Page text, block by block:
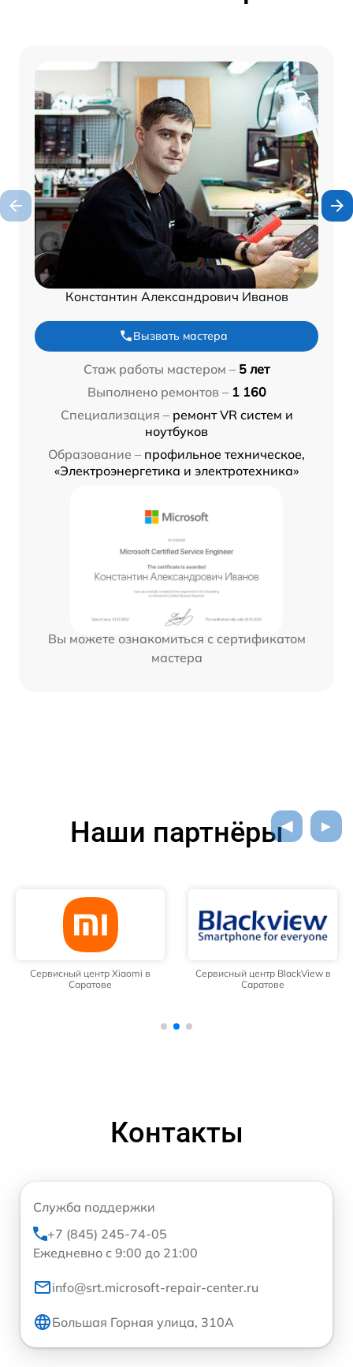
Константин Александрович Иванов
Вызвать мастера
Стаж работы мастером – 5 лет
Выполнено ремонтов – 1 160
Специализация – ремонт VR систем и
ноутбуков
Образование – профильное техническое,
«Электроэнергетика и электротехника»
Вы можете ознакомиться с сертификатом
мастера
Наши партнёры
Сервисный центр Xiaomi в
Саратове
Сервисный центр BlackView в
Саратове
Контакты
Служба поддержки
+7 (845) 245-74-05
Ежедневно с 9:00 до 21:00
info@srt.microsoft-repair-center.ru
Большая Горная улица, 310А